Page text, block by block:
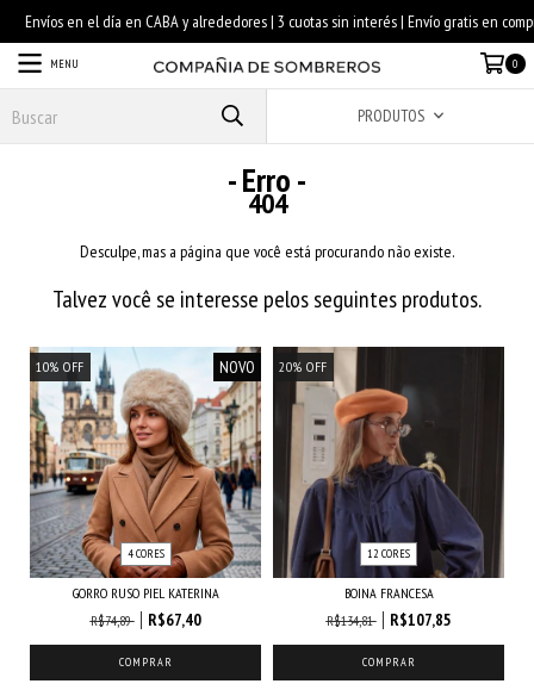
MENU 0
PRODUTOS
- Erro -
404
Desculpe, mas a página que você está procurando não existe.
Talvez você se interesse pelos seguintes produtos.
10% OFF NOVO
4 CORES
GORRO RUSO PIEL KATERINA
R$74,89
R$67,40
COMPRAR
20% OFF
12 CORES
BOINA FRANCESA
R$134,81
R$107,85
COMPRAR